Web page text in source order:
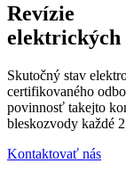
Revízie
elektrických
Skutočný stav
certifikovaného
povinnosť takejto
bleskozvody každé
Kontaktovať nás